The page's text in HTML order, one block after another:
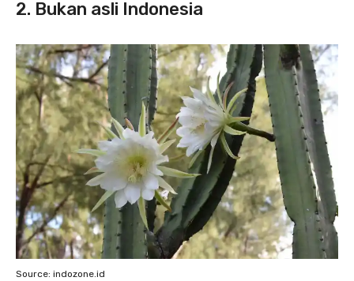
2. Bukan asli Indonesia
Source: indozone.id